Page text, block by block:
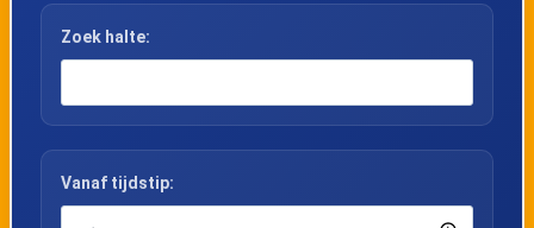
Zoek halte:
Vanaf tijdstip: